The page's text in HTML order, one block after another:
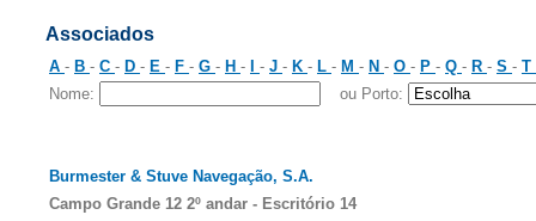
Associados
A - B - C - D - E - F - G - H - - J - K - L - M - N - O - P - Q - R - S - T
Nome:
ou Porto:
Burmester & Stuve Navegação, S.A.
Campo Grande 12 2º andar - Escritório 14